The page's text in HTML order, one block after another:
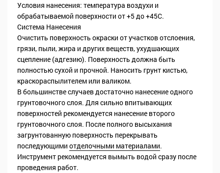
Условия нанесения: температура воздухи и
обрабатываемой поверхности от +5 до +45С.
Система Нанесения
Очистить поверхность окраски от участков отслоения,
грязи, пыли, жира и других веществ, ухудшающих
сцепление (адгезию). Поверхность должна быть
полностью сухой и прочной. Наносить грунт кистью,
краскораспылителем или валиком.
В большинстве случаев достаточно нанесение одного
грунтовочного слоя. Для сильно впитывающих
поверхностей рекомендуется нанесение второго
грунтовочного слоя. После полного высыхания
загрунтованную поверхность перекрывать
последующими отделочными материалами.
Инструмент рекомендуется вымыть водой сразу после
проведения работ.